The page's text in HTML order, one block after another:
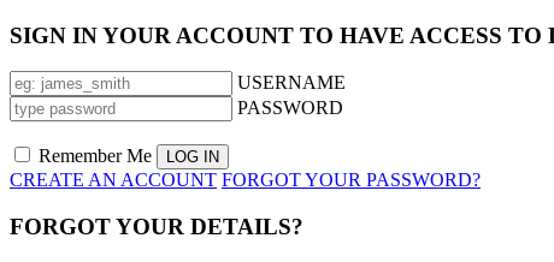
SIGN IN YOUR ACCOUNT TO HAVE ACCESS
USERNAME
PASSWORD
Remember Me
CREATE AN ACCOUNT FORGOT YOUR PASSWORD?
FORGOT YOUR DETAILS?